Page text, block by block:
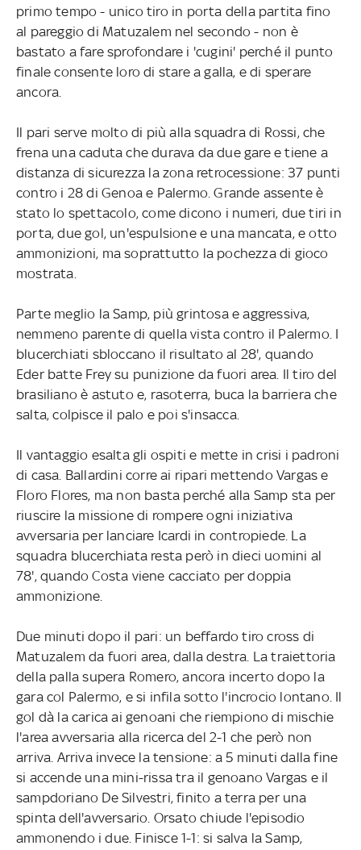
primo tempo - unico tiro in porta della partita fino
al pareggio di Matuzalem nel secondo - non è
bastato a fare sprofondare i 'cugini' perché il punto
finale consente loro di stare a galla, e di sperare
ancora.
Il pari serve molto di più alla squadra di Rossi, che
frena una caduta che durava da due gare e tiene a
distanza di sicurezza la zona retrocessione: 37 punti
contro i 28 di Genoa e Palermo. Grande assente è
stato lo spettacolo, come dicono i numeri, due tiri in
porta, due gol, un'espulsione e una mancata, e otto
ammonizioni, ma soprattutto la pochezza di gioco
mostrata.
Parte meglio la Samp, più grintosa e aggressiva,
nemmeno parente di quella vista contro il Palermo. I
blucerchiati sbloccano il risultato al 28', quando
Eder batte Frey su punizione da fuori area. Il tiro del
brasiliano è astuto e, rasoterra, buca la barriera che
salta, colpisce il palo e poi s'insacca.
Il vantaggio esalta gli ospiti e mette in crisi i padroni
di casa. Ballardini corre ai ripari mettendo Vargas e
Floro Flores, ma non basta perché alla Samp sta per
riuscire la missione di rompere ogni iniziativa
avversaria per lanciare Icardi in contropiede. La
squadra blucerchiata resta però in dieci uomini al
78', quando Costa viene cacciato per doppia
ammonizione.
Due minuti dopo il pari: un beffardo tiro cross di
Matuzalem da fuori area, dalla destra. La traiettoria
della palla supera Romero, ancora incerto dopo la
gara col Palermo, e si infila sotto l'incrocio lontano. Il
gol dà la carica ai genoani che riempiono di mischie
l'area avversaria alla ricerca del 2-1 che però non
arriva. Arriva invece la tensione: a 5 minuti dalla fine
si accende una mini-rissa tra il genoano Vargas e il
sampdoriano De Silvestri, finito a terra per una
spinta dell'avversario. Orsato chiude l'episodio
ammonendo i due. Finisce 1-1: si salva la Samp,